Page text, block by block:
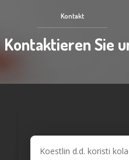
Koestlin d.d. koristi
Kontakt
Kontaktieren Sie